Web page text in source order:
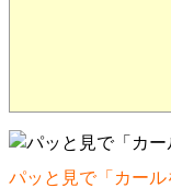
パッと見で「カー